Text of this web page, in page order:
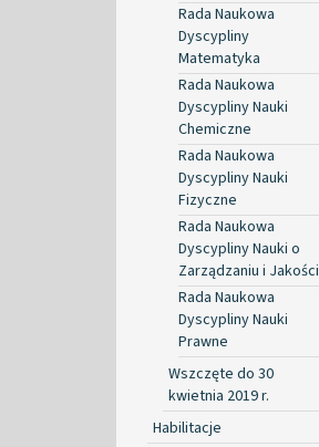
Rada Naukowa
Dyscypliny
Matematyka
Rada Naukowa
Dyscypliny Nauki
Chemiczne
Rada Naukowa
Dyscypliny Nauki
Fizyczne
Rada Naukowa
Dyscypliny Nauki o
Zarządzaniu i Jakości
Rada Naukowa
Dyscypliny Nauki
Prawne
Wszczęte do 30
kwietnia 2019 r.
Habilitacje